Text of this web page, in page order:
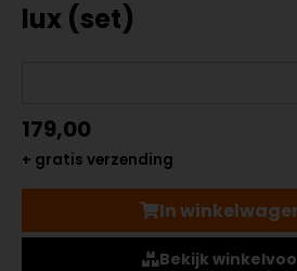
lux (set)
179,00
+ gratis verzending
In
Bekijk